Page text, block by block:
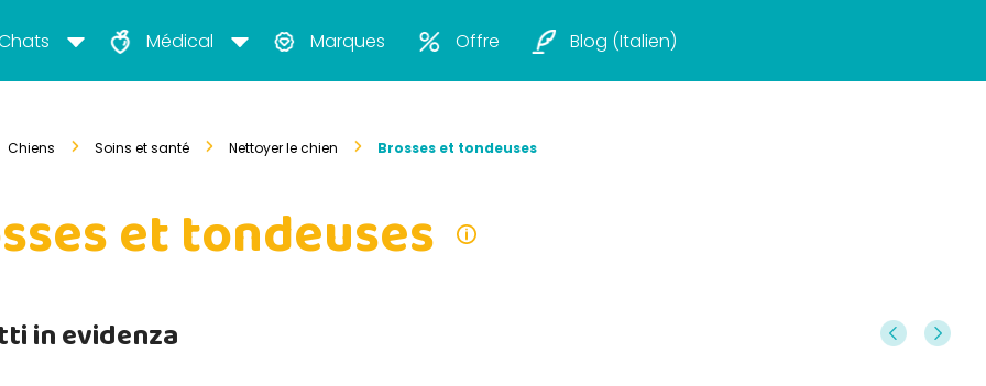
Médical Marques Offre Blog (italien)
Chiens Soins et santé Nettoyer le chien Brosses et tondeuses
et tondeuses
in evidenza